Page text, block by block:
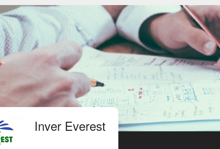
Inver Everest